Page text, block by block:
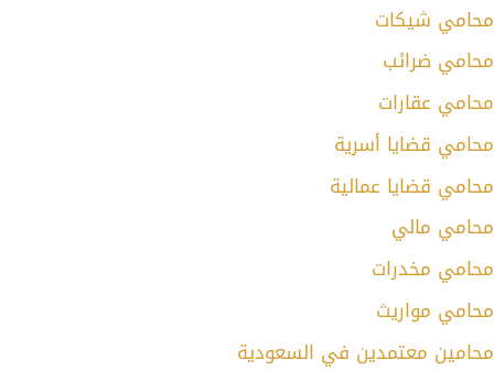
محامي شيكات
محامي ضرائب
محامي عقارات
محامي قضايا أسرية
محامي قضايا عمالية
محامي مالي
محامي مخدرات
محامي مواريث
محامين معتمدين في السعودية